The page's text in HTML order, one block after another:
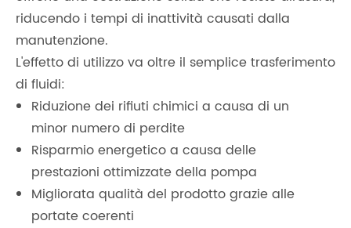
riducendo i tempi di inattività causati dalla
manutenzione.
L'effetto di utilizzo va oltre il semplice trasferimento
di fluidi:
Riduzione dei rifiuti chimici a causa di un
minor numero di perdite
Risparmio energetico a causa delle
prestazioni ottimizzate della pompa
Migliorata qualità del prodotto grazie alle
portate coerenti